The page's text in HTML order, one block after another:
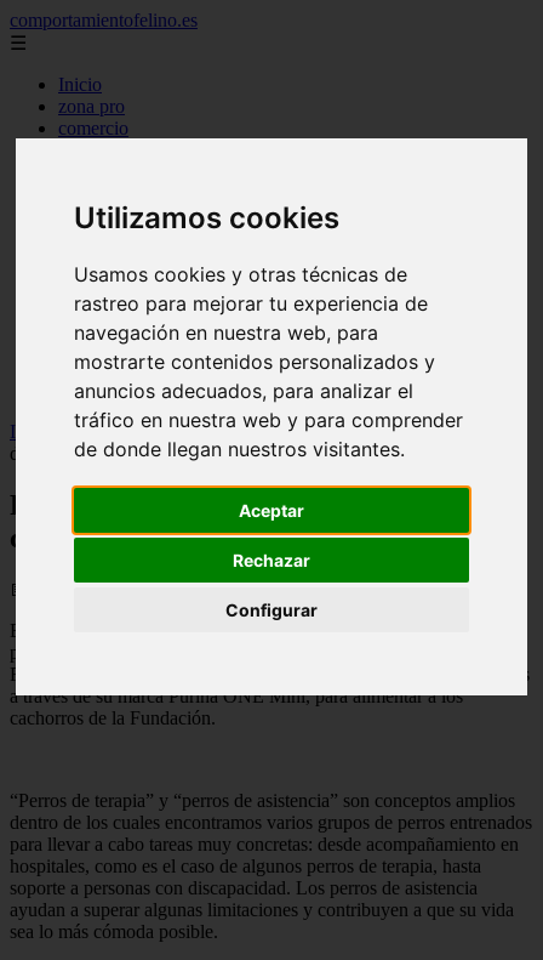
Utilizamos cookies
Usamos cookies y otras técnicas de
rastreo para mejorar tu experiencia de
navegación en nuestra web, para
mostrarte contenidos personalizados y
anuncios adecuados, para analizar el
tráfico en nuestra web y para comprender
de donde llegan nuestros visitantes.
Aceptar
Rechazar
Configurar
comportamientofelino.es
☰
Inicio
zona pro
comercio
acuariofilia 2
canal tv
nombres para gatos
novedades
tablon de anuncios
uncategorized
zona pro
Inicio
gatos2 > Purina dona 300 kilos de alimento para cachorros
de Fundación Canem
Purina dona 300 kilos de alimento para
cachorros de Fundación Canem
📅 05/06/2025
En su afán de seguir enriqueciendo la vida de las mascotas y las
personas que las quieren, Purina anuncia su colaboración con la
Fundación Canem. Le proveerá de 315 kg de alimento en 210 sacos
a través de su marca Purina ONE Mini, para alimentar a los
cachorros de la Fundación.
“Perros de terapia” y “perros de asistencia” son conceptos amplios
dentro de los cuales encontramos varios grupos de perros entrenados
para llevar a cabo tareas muy concretas: desde acompañamiento en
hospitales, como es el caso de algunos perros de terapia, hasta
soporte a personas con discapacidad. Los perros de asistencia
ayudan a superar algunas limitaciones y contribuyen a que su vida
sea lo más cómoda posible.